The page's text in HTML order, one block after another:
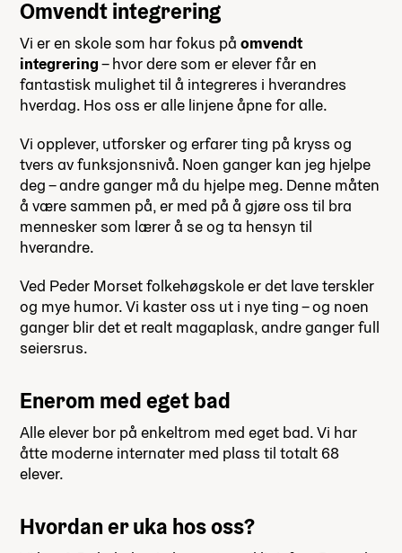
Omvendt integrering
Vi er en skole som har fokus på omvendt
integrering– hvor dere som er elever får en
fantastisk mulighet til å integreres i hverandres
hverdag. Hos oss er alle linjene åpne for alle.
Vi opplever, utforsker og erfarer ting på kryss og
tvers av funksjonsnivå. Noen ganger kan jeg hjelpe
deg – andre ganger må du hjelpe meg. Denne måten
å være sammen på, er med på å gjøre oss til bra
mennesker som lærer å se og ta hensyn til
hverandre.
Ved Peder Morset folkehøgskole er det lave terskler
og mye humor. Vi kaster oss ut i nye ting – og noen
ganger blir det et realt magaplask, andre ganger full
seiersrus.
Enerom med eget bad
Alle elever bor på enkeltrom med eget bad. Vi har
åtte moderne internater med plass til totalt 68
elever.
Hvordan er uka hos oss?